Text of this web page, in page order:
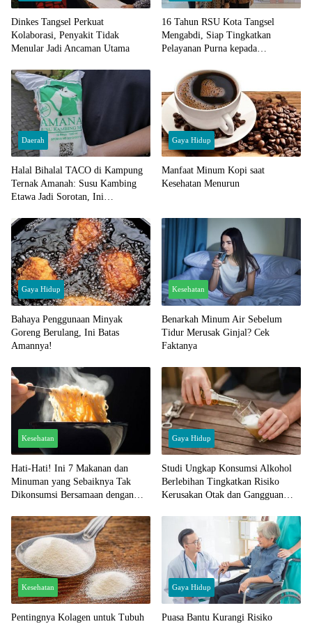
Dinkes Tangsel Perkuat
Kolaborasi, Penyakit Tidak
Menular Jadi Ancaman Utama
16 Tahun RSU Kota Tangsel
Mengabdi, Siap Tingkatkan
Pelayanan Purna kepada
Daerah
Halal Bihalal TACO di Kampung
Ternak Amanah: Susu Kambing
Etawa Jadi Sorotan, Ini
Gaya Hidup
Manfaat Minum Kopi saat
Kesehatan Menurun
Gaya Hidup
Bahaya Penggunaan Minyak
Goreng Berulang, Ini Batas
Amannya!
Kesehatan
Benarkah Minum Air Sebelum
Tidur Merusak Ginjal? Cek
Faktanya
Kesehatan
Hati-Hati! Ini 7 Makanan dan
Minuman yang Sebaiknya Tak
Dikonsumsi Bersamaan dengan
Gaya Hidup
Studi Ungkap Konsumsi Alkohol
Berlebihan Tingkatkan Risiko
Kerusakan Otak dan Gangguan
Kesehatan
Pentingnya Kolagen untuk Tubuh
Gaya Hidup
Puasa Bantu Kurangi Risiko